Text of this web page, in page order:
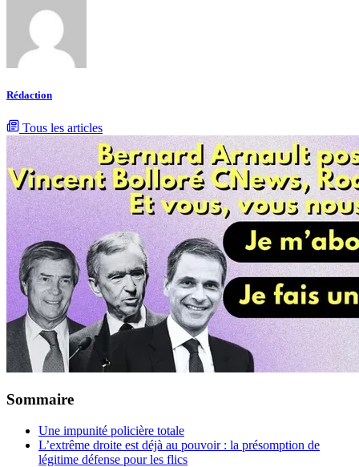
Rédaction
Tous les articles
Sommaire
Une impunité policière totale
L’extrême droite est déjà au pouvoir : la présomption de
légitime défense pour les flics